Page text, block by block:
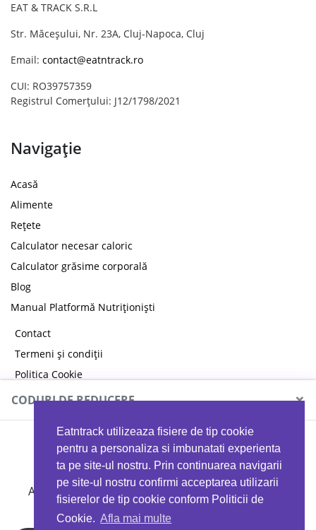
Eatntrack utilizeaza fisiere de tip cookie
pentru a personaliza si imbunatati experienta
ta pe site-ul nostru. Prin continuarea navigarii
pe site-ul nostru confirmi acceptarea utilizarii
fisierelor de tip cookie conform Politicii de
Cookie. Afla mai multe
EAT & TRACK S.R.L
Str. Măceșului, Nr. 23A, Cluj-Napoca, Cluj
Email: contact@eatntrack.ro
CUI: RO39757359
Registrul Comerțului: J12/1798/2021
Navigație
Acasă
Alimente
Rețete
Calculator necesar caloric
Calculator grăsime corporală
Blog
Manual Platformă Nutriționiști
Contact
Termeni și condiții
Politica Cookie
Politica de confidențialitate
CODURI DE REDUCERE ×
MYPROTEIN
Ai 40%reducere la orice comandă folosind codul
EATTRACK